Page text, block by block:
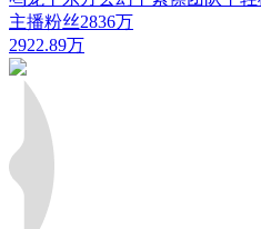
主播粉丝2836万
2922.89万